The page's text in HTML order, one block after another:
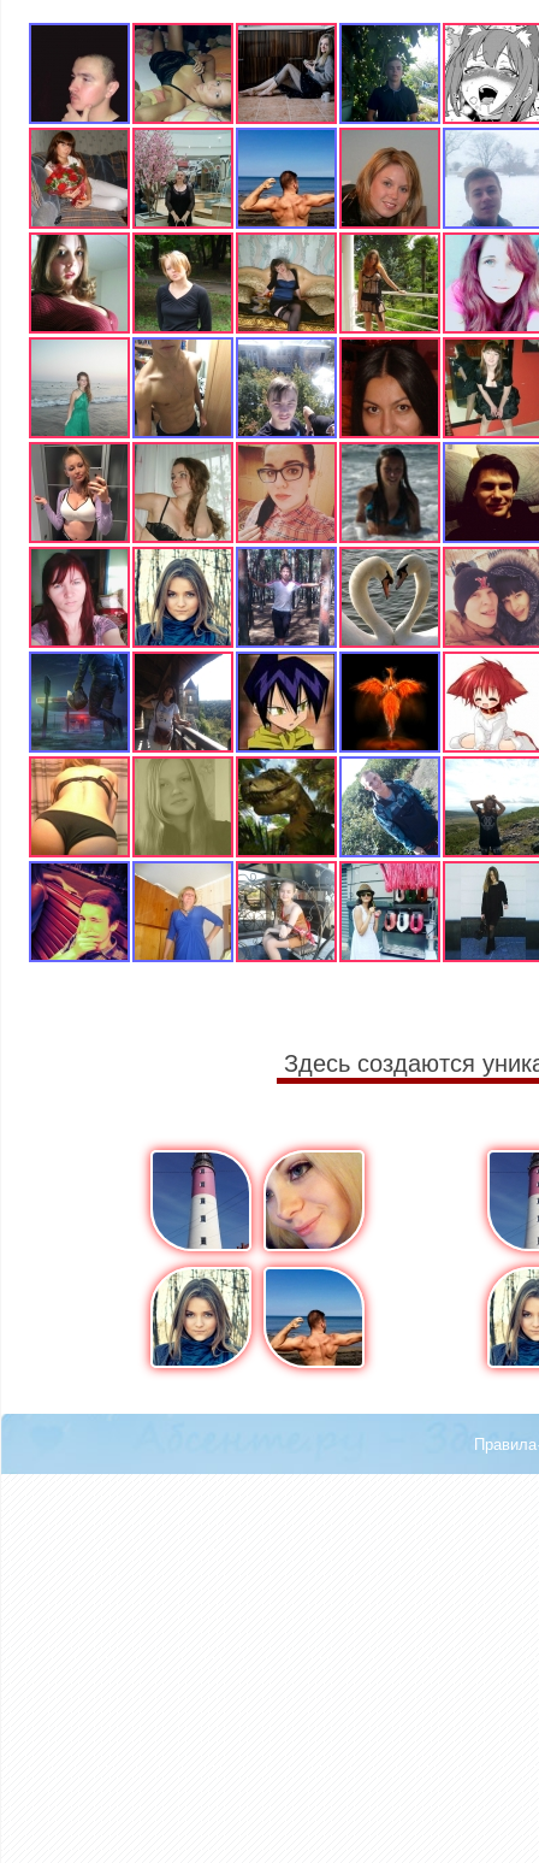
Здесь создаются
Правила